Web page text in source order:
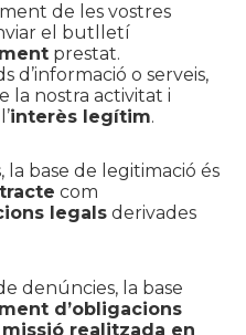
de les vostres
el butlletí
prestat.
d’informació o serveis,
la nostra activitat i
interès legítim.
la base de legitimació és
com
legals derivades
denúncies, la base
d’obligacions
missió realitzada en